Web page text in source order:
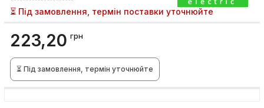
⏳ Під замовлення, термін поставки уточнюйте
223,20 грн
⏳ Під замовлення, термін уточнюйте